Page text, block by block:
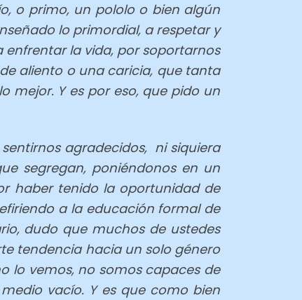
o primo, un pololo o bien algún
lo primordial, a respetar y
enfrentar la vida, por soportarnos
aliento o una caricia, que tanta
mejor. Y es por eso, que pido un
agradecidos, ni siquiera
segregan, poniéndonos en un
haber tenido la oportunidad de
a la educación formal de
dudo que muchos de ustedes
tendencia hacia un solo género
lo vemos, no somos capaces de
vacío. Y es que como bien